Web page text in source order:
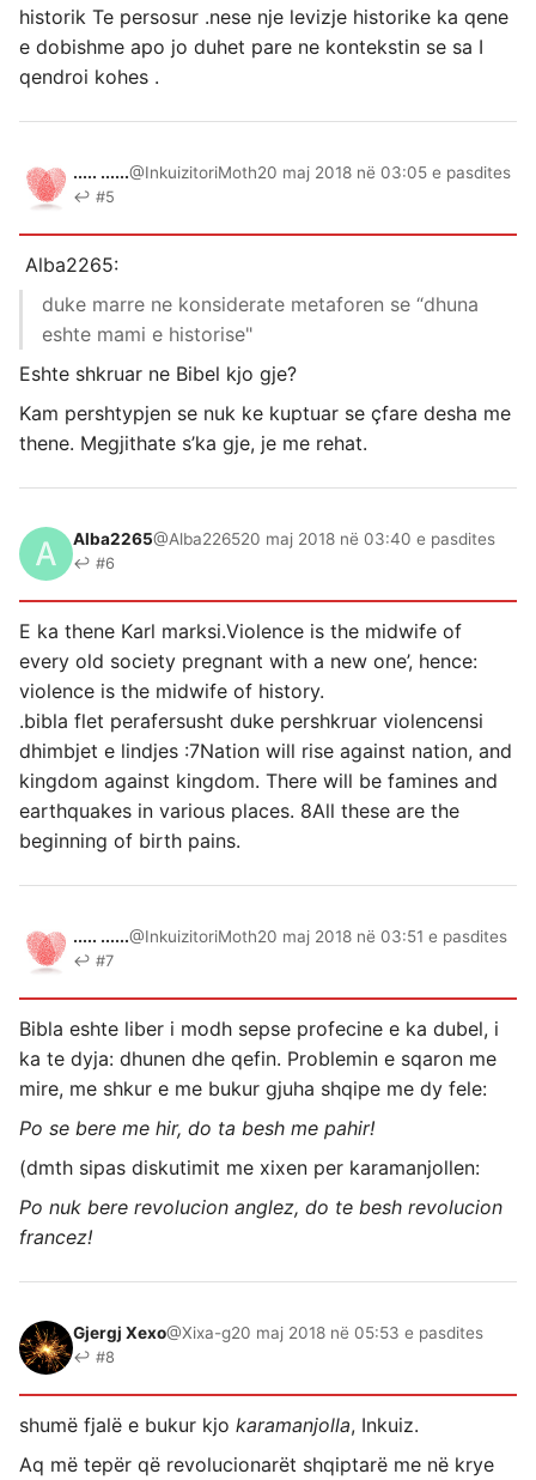
historik Te persosur .nese nje levizje historike ka qene
e dobishme apo jo duhet pare ne kontekstin se sa I
qendroi kohes .
..... ......@InkuizitoriMoth20 maj 2018 në 03:05 e pasdites
↩ #5
Alba2265:
duke marre ne konsiderate metaforen se “dhuna
eshte mami e historise"
Eshte shkruar ne Bibel kjo gje?
Kam pershtypjen se nuk ke kuptuar se çfare desha me
thene. Megjithate s’ka gje, je me rehat.
Alba2265@Alba226520 maj 2018 në 03:40 e pasdites
↩ #6
E ka thene Karl marksi.Violence is the midwife of
every old society pregnant with a new one’, hence:
violence is the midwife of history.
.bibla flet perafersusht duke pershkruar violencensi
dhimbjet e lindjes :7Nation will rise against nation, and
kingdom against kingdom. There will be famines and
earthquakes in various places. 8All these are the
beginning of birth pains.
..... ......@InkuizitoriMoth20 maj 2018 në 03:51 e pasdites
↩ #7
Bibla eshte liber i modh sepse profecine e ka dubel, i
ka te dyja: dhunen dhe qefin. Problemin e sqaron me
mire, me shkur e me bukur gjuha shqipe me dy fele:
Po se bere me hir, do ta besh me pahir!
(dmth sipas diskutimit me xixen per karamanjollen:
Po nuk bere revolucion anglez, do te besh revolucion
francez!
Gjergj Xexo@Xixa-g20 maj 2018 në 05:53 e pasdites
↩ #8
shumë fjalë e bukur kjo karamanjolla, Inkuiz.
Aq më tepër që revolucionarët shqiptarë me në krye